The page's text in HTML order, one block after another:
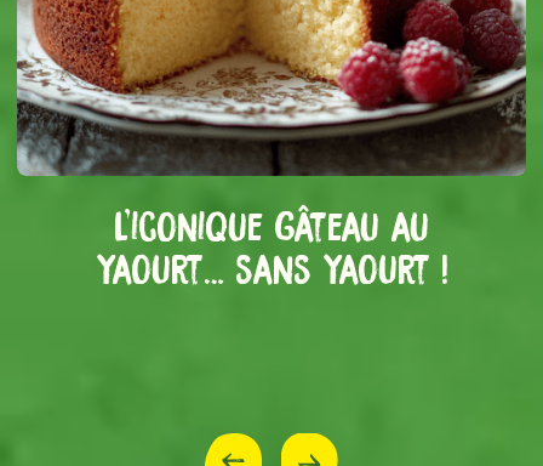
L'iconique gâteau au
yaourt… sans yaourt !